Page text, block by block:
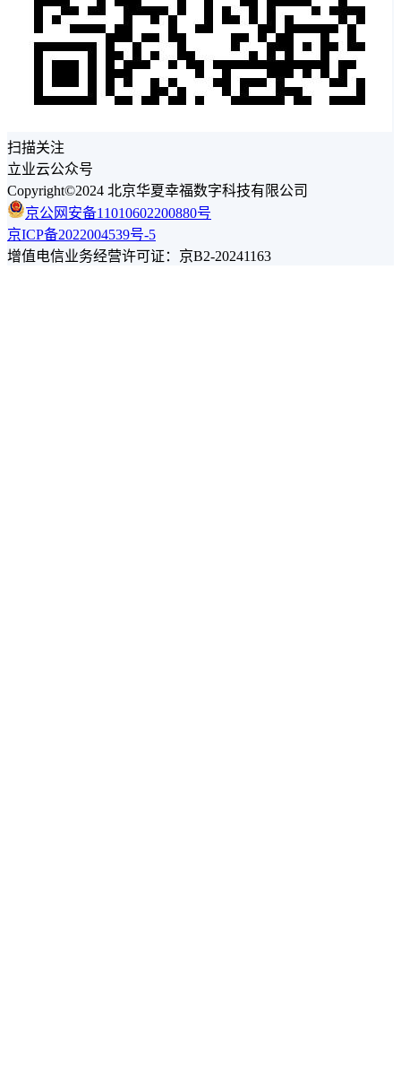
扫描关注
立业云公众号
Copyright©2024 北京华夏幸福数字科技有限公司
京公网安备11010602200880号
京ICP备2022004539号-5
增值电信业务经营许可证：京B2-20241163